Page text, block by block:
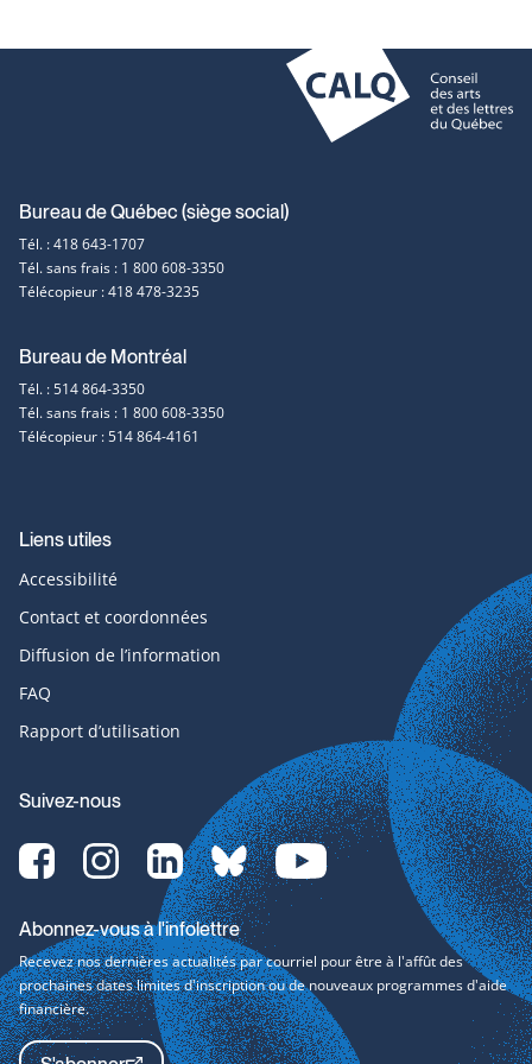
Coordonnées
et
contact
Bureau de Québec (siège social)
Tél. : 418 643-1707
Tél. sans frais : 1 800 608-3350
Télécopieur : 418 478-3235
Bureau de Montréal
Tél. : 514 864-3350
Tél. sans frais : 1 800 608-3350
Télécopieur : 514 864-4161
Liens utiles
Accessibilité
Contact et coordonnées
Diffusion de l’information
FAQ
Rapport d’utilisation
Suivez-nous
Facebook-
svg
Instagram-
svg
LinkedIn-
svg
bluesky-
svg
YouTube-
svg
Abonnez-vous à l'infolettre
Recevez nos dernières actualités par courriel pour être à l'affût des
prochaines dates limites d'inscription ou de nouveaux programmes d'aide
financière.